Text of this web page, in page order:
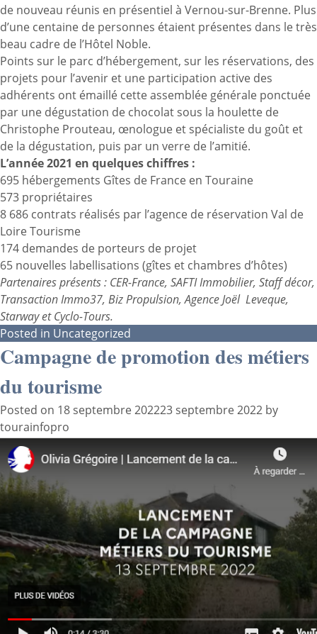
de nouveau réunis en présentiel à Vernou-sur-Brenne. Plus
d’une centaine de personnes étaient présentes dans le très
beau cadre de l’Hôtel Noble.
Points sur le parc d’hébergement, sur les réservations, des
projets pour l’avenir et une participation active des
adhérents ont émaillé cette assemblée générale ponctuée
par une dégustation de chocolat sous la houlette de
Christophe Prouteau, œnologue et spécialiste du goût et
de la dégustation, puis par un verre de l’amitié.
L’année 2021 en quelques chiffres :
695 hébergements Gîtes de France en Touraine
573 propriétaires
8 686 contrats réalisés par l’agence de réservation Val de
Loire Tourisme
174 demandes de porteurs de projet
65 nouvelles labellisations (gîtes et chambres d’hôtes)
Partenaires présents : CER-France, SAFTI Immobilier, Staff décor,
Transaction Immo37, Biz Propulsion, Agence Joël Leveque,
Starway et Cyclo-Tours.
Posted in Uncategorized
Campagne de promotion des métiers
du tourisme
Posted on 18 septembre 202223 septembre 2022 by
tourainfopro